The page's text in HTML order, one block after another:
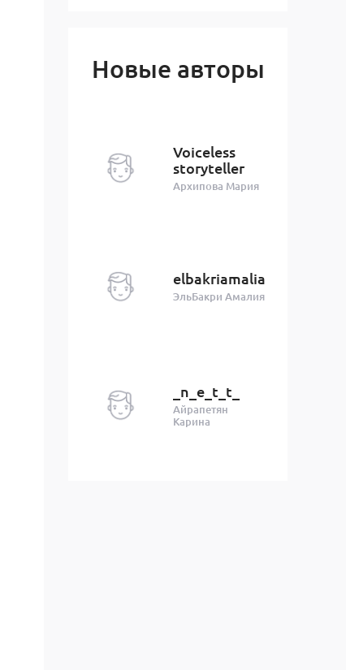
Новые авторы
Voiceless
storyteller
Архипова Мария
elbakriamalia
ЭльБакри Амалия
_n_e_t_t_
Айрапетян
Карина